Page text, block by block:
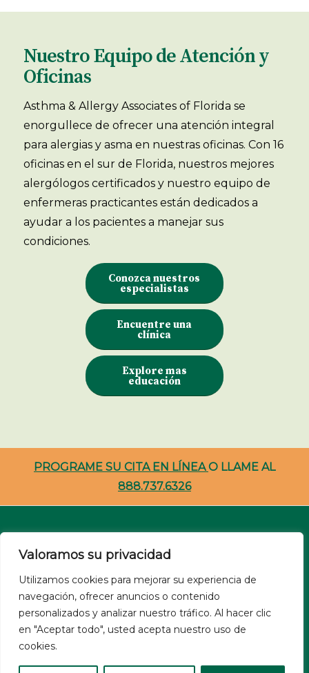
Valoramos su privacidad
Utilizamos cookies para mejorar su experiencia de
navegación, ofrecer anuncios o contenido
personalizados y analizar nuestro tráfico. Al hacer clic
en "Aceptar todo", usted acepta nuestro uso de
cookies.
Nuestro Equipo de Atención y
Oficinas
Asthma & Allergy Associates of Florida se
enorgullece de ofrecer una atención integral
para alergias y asma en nuestras oficinas. Con 16
oficinas en el sur de Florida, nuestros mejores
alergólogos certificados y nuestro equipo de
enfermeras practicantes están dedicados a
ayudar a los pacientes a manejar sus
condiciones.
Conozca nuestros
especialistas
Encuentre una
clínica
Explore mas
educación
PROGRAME SU CITA EN LÍNEAO LLAME AL
888.737.6326
Carreras
Recursos Para Pacientes
NSA
Site Privacy Policy
Nondiscrimination